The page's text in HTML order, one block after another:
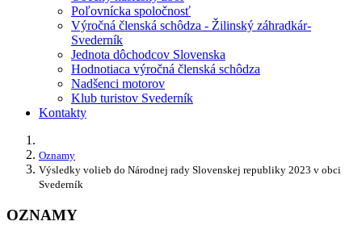
Poľovnícka spoločnosť
Výročná členská schôdza - Žilinský záhradkár-
Svederník
Jednota dôchodcov Slovenska
Hodnotiaca výročná členská schôdza
Nadšenci motorov
Klub turistov Svederník
Kontakty
Oznamy
Výsledky volieb do Národnej rady Slovenskej republiky 2023 v obci
Svederník
OZNAMY